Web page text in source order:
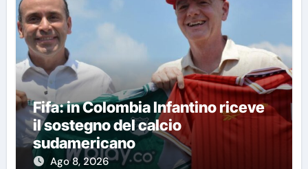
Fifa: in Colombia Infantino riceve
il sostegno del calcio
sudamericano
Ago 8, 2026